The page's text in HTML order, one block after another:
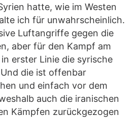
hatte, wie im Westen
ich für unwahrscheinlich.
Luftangriffe gegen die
aber für den Kampf am
erster Linie die syrische
die ist offenbar
und einfach vor dem
auch die iranischen
Kämpfen zurückgezogen